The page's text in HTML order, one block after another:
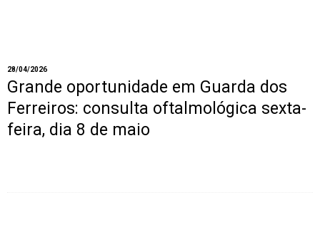
28/04/2026
Grande oportunidade em Guarda dos
Ferreiros: consulta oftalmológica sexta-
feira, dia 8 de maio